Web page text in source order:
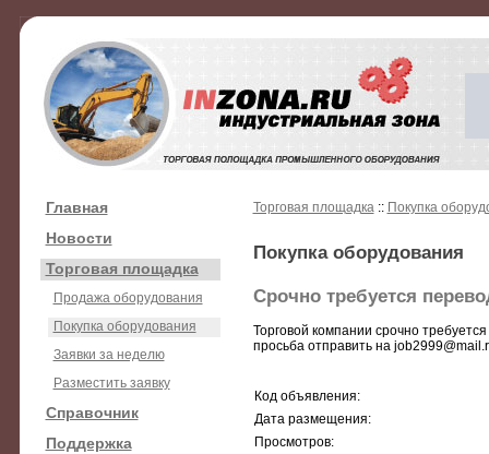
Главная
Новости
Торговая площадка
Продажа оборудования
Покупка оборудования
Заявки за неделю
Разместить заявку
Справочник
Поддержка
Торговая площадка:: Покупка
Покупка оборудования
Срочно требуется
Торговой компании срочно
просьба отправить на
Код объявления:
Дата размещения:
Просмотров: